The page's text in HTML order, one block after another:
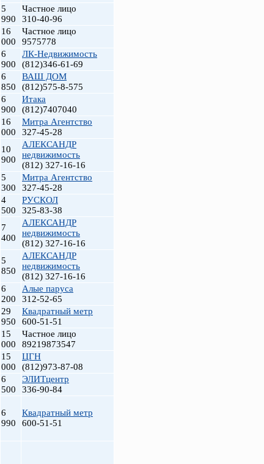
5
990
Частное лицо
310-40-96
16
000
Частное лицо
9575778
6
900
ЛК-Недвижимость
(812)346-61-69
6
850
ВАШ ДОМ
(812)575-8-575
6
900
Итака
(812)7407040
16
000
Митра Агентство
327-45-28
10
900
АЛЕКСАНДР
недвижимость
(812) 327-16-16
5
300
Митра Агентство
327-45-28
4
500
РУСКОЛ
325-83-38
7
400
АЛЕКСАНДР
недвижимость
(812) 327-16-16
5
850
АЛЕКСАНДР
недвижимость
(812) 327-16-16
6
200
Алые паруса
312-52-65
29
950
Квадратный метр
600-51-51
15
000
Частное лицо
89219873547
15
000
ЦГН
(812)973-87-08
6
500
ЭЛИТцентр
336-90-84
6
990
Квадратный метр
600-51-51